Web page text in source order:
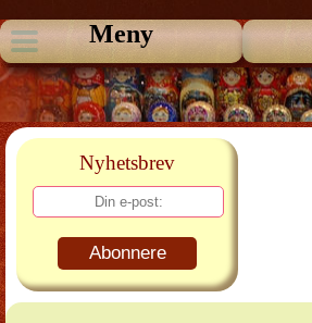
Meny
Nyhetsbrev
Abonnere